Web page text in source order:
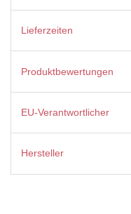
Lieferzeiten
Produktbewertungen
EU-Verantwortlicher
Hersteller